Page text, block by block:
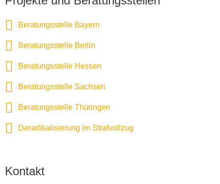
Beratungsstelle Bayern
Beratungsstelle Berlin
Beratungsstelle Hessen
Beratungsstelle Sachsen
Beratungsstelle Thüringen
Deradikalisierung im Strafvollzug
Kontakt